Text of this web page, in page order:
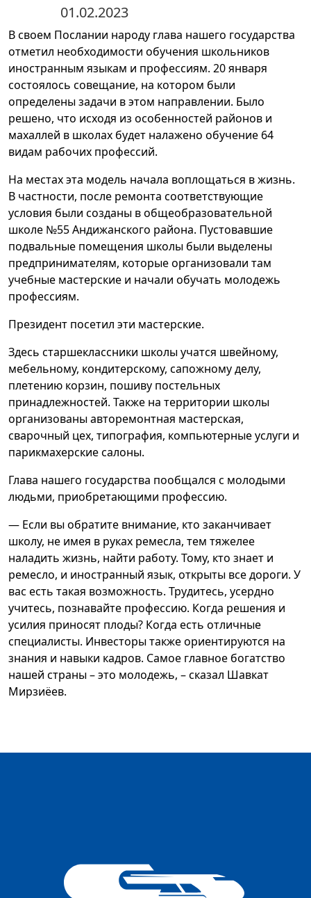
01.02.2023
В своем Послании народу глава нашего государства
отметил необходимости обучения школьников
иностранным языкам и профессиям. 20 января
состоялось совещание, на котором были
определены задачи в этом направлении. Было
решено, что исходя из особенностей районов и
махаллей в школах будет налажено обучение 64
видам рабочих профессий.
На местах эта модель начала воплощаться в жизнь.
В частности, после ремонта соответствующие
условия были созданы в общеобразовательной
школе №55 Андижанского района. Пустовавшие
подвальные помещения школы были выделены
предпринимателям, которые организовали там
учебные мастерские и начали обучать молодежь
профессиям.
Президент посетил эти мастерские.
Здесь старшеклассники школы учатся швейному,
мебельному, кондитерскому, сапожному делу,
плетению корзин, пошиву постельных
принадлежностей. Также на территории школы
организованы авторемонтная мастерская,
сварочный цех, типография, компьютерные услуги и
парикмахерские салоны.
Глава нашего государства пообщался с молодыми
людьми, приобретающими профессию.
— Если вы обратите внимание, кто заканчивает
школу, не имея в руках ремесла, тем тяжелее
наладить жизнь, найти работу. Тому, кто знает и
ремесло, и иностранный язык, открыты все дороги. У
вас есть такая возможность. Трудитесь, усердно
учитесь, познавайте профессию. Когда решения и
усилия приносят плоды? Когда есть отличные
специалисты. Инвесторы также ориентируются на
знания и навыки кадров. Самое главное богатство
нашей страны – это молодежь, – сказал Шавкат
Мирзиёев.